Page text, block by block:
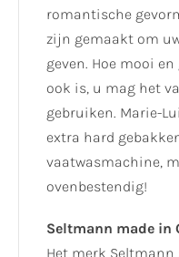
romantische
zijn gemaakt om
geven. Hoe mooi
ook is, u mag het
gebruiken. Marie-
extra hard
vaatwasmachine,
ovenbestendig!
Seltmann made in
Het merk